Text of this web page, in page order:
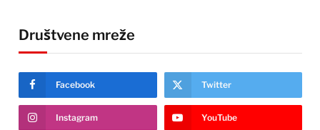
Društvene mreže
Facebook Twitter
Instagram YouTube